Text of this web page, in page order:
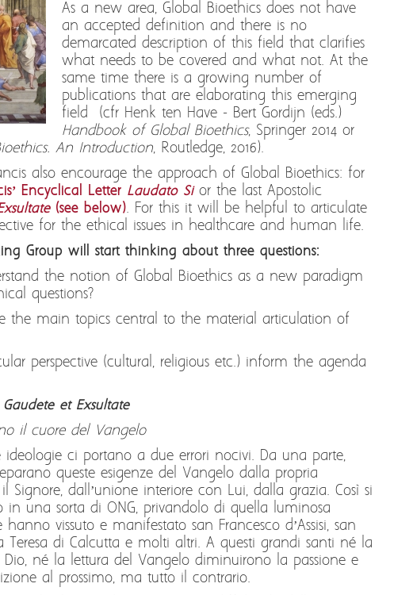
As a new area, Global Bioethics does not have
an accepted definition and there is no
demarcated description of this field that clarifies
what needs to be covered and what not. At the
same time there is a growing number of
publications that are elaborating this emerging
field (cfr Henk ten Have - Bert Gordijn (eds.)
Handbook of Global Bioethics, Springer 2014 or
An Introduction, Routledge, 2016).
also encourage the approach of Global Bioethics: for
Encyclical Letter Laudato Si or the last Apostolic
(see below). For this it will be helpful to articulate
for the ethical issues in healthcare and human life.
Group will start thinking about three questions:
the notion of Global Bioethics as a new paradigm
questions?
the main topics central to the material articulation of
perspective (cultural, religious etc.) inform the agenda
Gaudete et Exsultate
il cuore del Vangelo
ideologie ci portano a due errori nocivi. Da una parte,
queste esigenze del Vangelo dalla propria
Signore, dall’unione interiore con Lui, dalla grazia. Così si
in una sorta di ONG, privandolo di quella luminosa
vissuto e manifestato san Francesco d’Assisi, san
Teresa di Calcutta e molti altri. A questi grandi santi né la
Dio, né la lettura del Vangelo diminuirono la passione e
al prossimo, ma tutto il contrario.